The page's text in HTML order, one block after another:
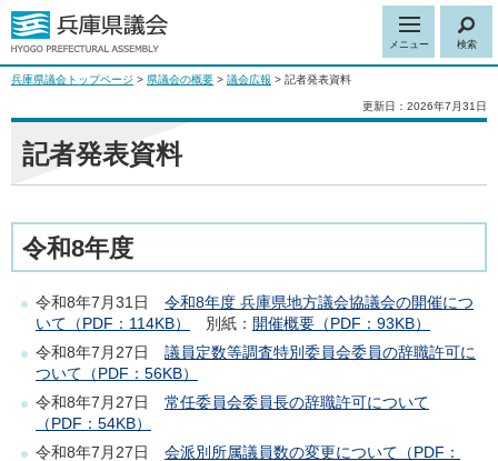
メニュー 検索
兵庫県議会トップページ > 県議会の概要 > 議会広報 > 記者発表資料
更新日：2026年7月31日
記者発表資料
令和8年度
令和8年7月31日 令和8年度 兵庫県地方議会協議会の開催につ
いて（PDF：114KB）
別紙： 開催概要（PDF：93KB）
令和8年7月27日 議員定数等調査特別委員会委員の辞職許可に
ついて（PDF：56KB）
令和8年7月27日 常任委員会委員長の辞職許可について
（PDF：54KB）
令和8年7月27日 会派別所属議員数の変更について（PDF：